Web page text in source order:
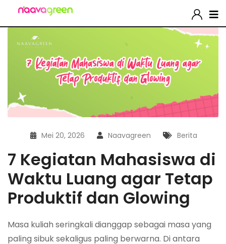
Mei 20, 2026 Naavagreen Berita
7 Kegiatan Mahasiswa di
Waktu Luang agar Tetap
Produktif dan Glowing
Masa kuliah seringkali dianggap sebagai masa yang
paling sibuk sekaligus paling berwarna. Di antara